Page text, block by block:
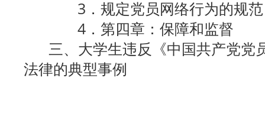
3．规定党员网络行为的规范
4．第四章：保障和监督
三、大学生违反《中国共产党党
法律的典型事例